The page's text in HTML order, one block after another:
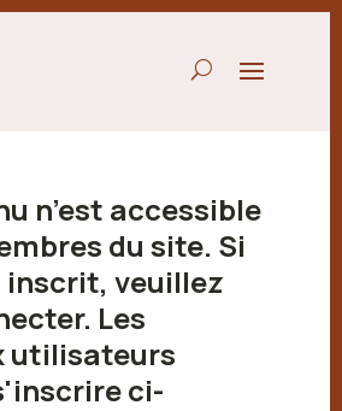
n’est accessible
du site. Si
inscrit, veuillez
Les
utilisateurs
ci-